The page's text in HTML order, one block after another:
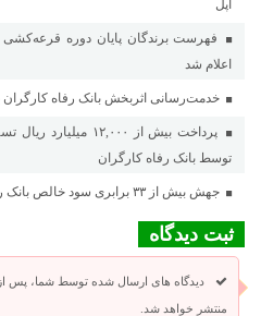
اپل
فهرست برندگان پایان دوره قرعه‌کشی
اعلام شد
خدمت‌رسانی اثربخش بانک رفاه کارگران
پرداخت بیش از ۱۲,۰۰۰
توسط بانک رفاه کارگران
جهش بیش از ۳۳ برابری سود خالص بانک رفاه کارگران در بهار ۱۴۰۵
ثبت دیدگاه
دیدگاه های ارسال شده توسط شما، پس
منتشر خواهد شد.